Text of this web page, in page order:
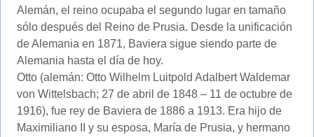
Alemán, el reino ocupaba el segundo lugar en tamaño
sólo después del Reino de Prusia. Desde la unificación
de Alemania en 1871, Baviera sigue siendo parte de
Alemania hasta el día de hoy.
Otto (alemán: Otto Wilhelm Luitpold Adalbert Waldemar
von Wittelsbach; 27 de abril de 1848 – 11 de octubre de
1916), fue rey de Baviera de 1886 a 1913. Era hijo de
Maximiliano II y su esposa, María de Prusia, y hermano